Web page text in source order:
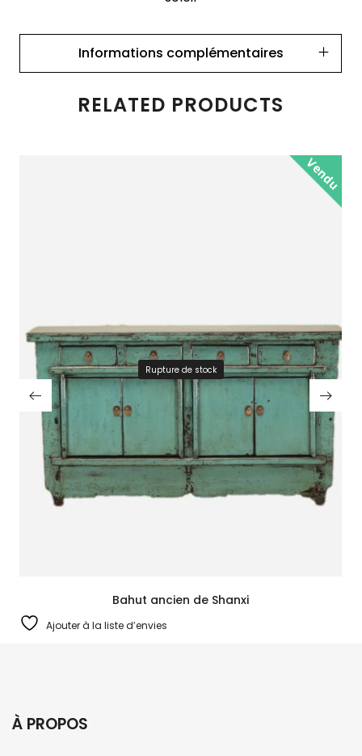
Informations complémentaires
RELATED PRODUCTS
Vendu
Rupture de stock
Bahut ancien de Shanxi
Ajouter à la liste d’envies
À PROPOS